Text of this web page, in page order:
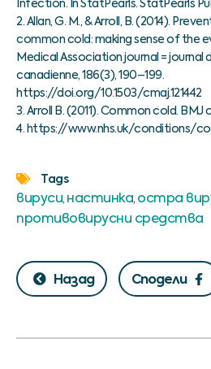
Infection. In StatPearls. StatPearls
2. Allan, G. M., & Arroll, B. (2014).
common cold: making sense of the
Medical Association journal = journal
canadienne, 186(3), 190–199.
https://doi.org/10.1503/cmaj.121442
3. Arroll B. (2011). Common cold. BMJ
4. https://www.nhs.uk/conditions/
Tags
вируси, настинка, остра
противовирусни средства
Назад Сподели